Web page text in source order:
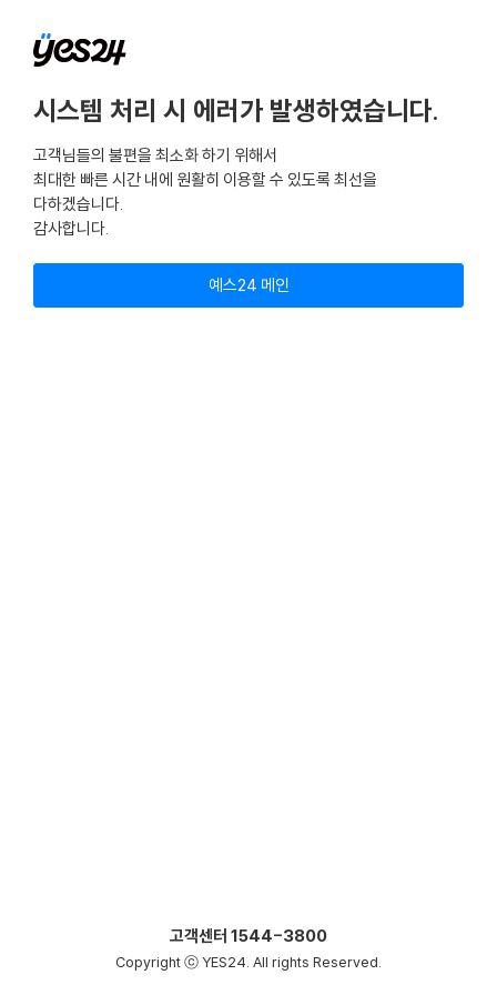
시스템 처리 시 에러가 발생하였습니다.
고객님들의 불편을 최소화 하기 위해서
최대한 빠른 시간 내에 원활히 이용할 수 있도록 최선을
다하겠습니다.
감사합니다.
예스24 메인
고객센터 1544-3800
Copyright ⓒ YES24. All rights Reserved.